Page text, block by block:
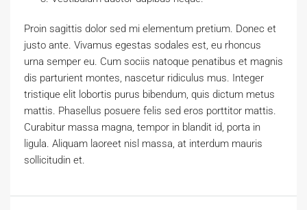
Proin sagittis dolor sed mi elementum pretium. Donec et
justo ante. Vivamus egestas sodales est, eu rhoncus
urna semper eu. Cum sociis natoque penatibus et magnis
dis parturient montes, nascetur ridiculus mus. Integer
tristique elit lobortis purus bibendum, quis dictum metus
mattis. Phasellus posuere felis sed eros porttitor mattis.
Curabitur massa magna, tempor in blandit id, porta in
ligula. Aliquam laoreet nisl massa, at interdum mauris
sollicitudin et.